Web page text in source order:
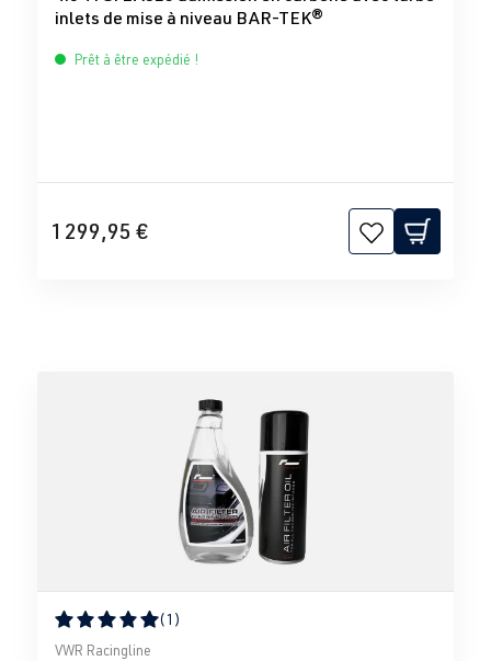
inlets de mise à niveau BAR-TEK®
Prêt à être expédié !
1 299,95 €
Note moyenne de 5 sur 5 étoiles
(1)
VWR Racingline